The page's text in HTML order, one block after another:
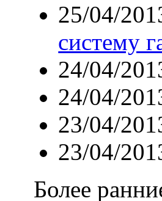
25/04/
систему
24/04/
24/04/
23/04/
23/04/
Более